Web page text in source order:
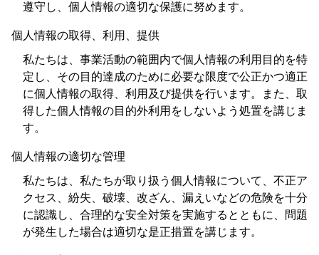
遵守し、個人情報の適切な保護に努めます。
個人情報の取得、利用、提供
私たちは、事業活動の範囲内で個人情報の利用目的を特
定し、その目的達成のために必要な限度で公正かつ適正
に個人情報の取得、利用及び提供を行います。また、取
得した個人情報の目的外利用をしないよう処置を講じま
す。
個人情報の適切な管理
私たちは、私たちが取り扱う個人情報について、不正ア
クセス、紛失、破壊、改ざん、漏えいなどの危険を十分
に認識し、合理的な安全対策を実施するとともに、問題
が発生した場合は適切な是正措置を講じます。